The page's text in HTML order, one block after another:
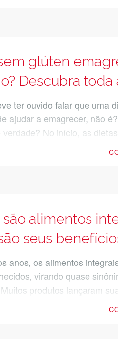
mais conscientes.
para você montar o seu
e comer melhor no dia a
glúten
Descubra toda
ter ouvido falar que uma
ajudar a emagrecer, não
verdade? No início, as
é esse grande vilão?
saber sobre as dietas
alimentos
seus
anos, os alimentos
virando quase
produtos lançaram
se posicionando como